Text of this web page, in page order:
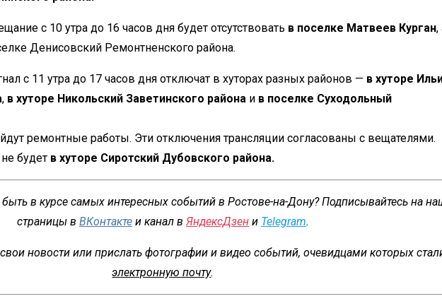
с 10 утра до 16 часов дня будет отсутствовать в поселке Матвеев Курган,
Денисовский Ремонтненского района.
с 11 утра до 17 часов дня отключат в хуторах разных районов — в хуторе
, в хуторе Никольский Заветинского района и в поселке Суходольный
ремонтные работы. Эти отключения трансляции согласованы с вещателями.
будет в хуторе Сиротский Дубовского района.
в курсе самых интересных событий в Ростове-на-Дону? Подписывайтесь на
страницы в ВКонтактеи канал в ЯндексДзени Telegram.
новости или прислать фотографии и видео событий, очевидцами которых
электронную почту.